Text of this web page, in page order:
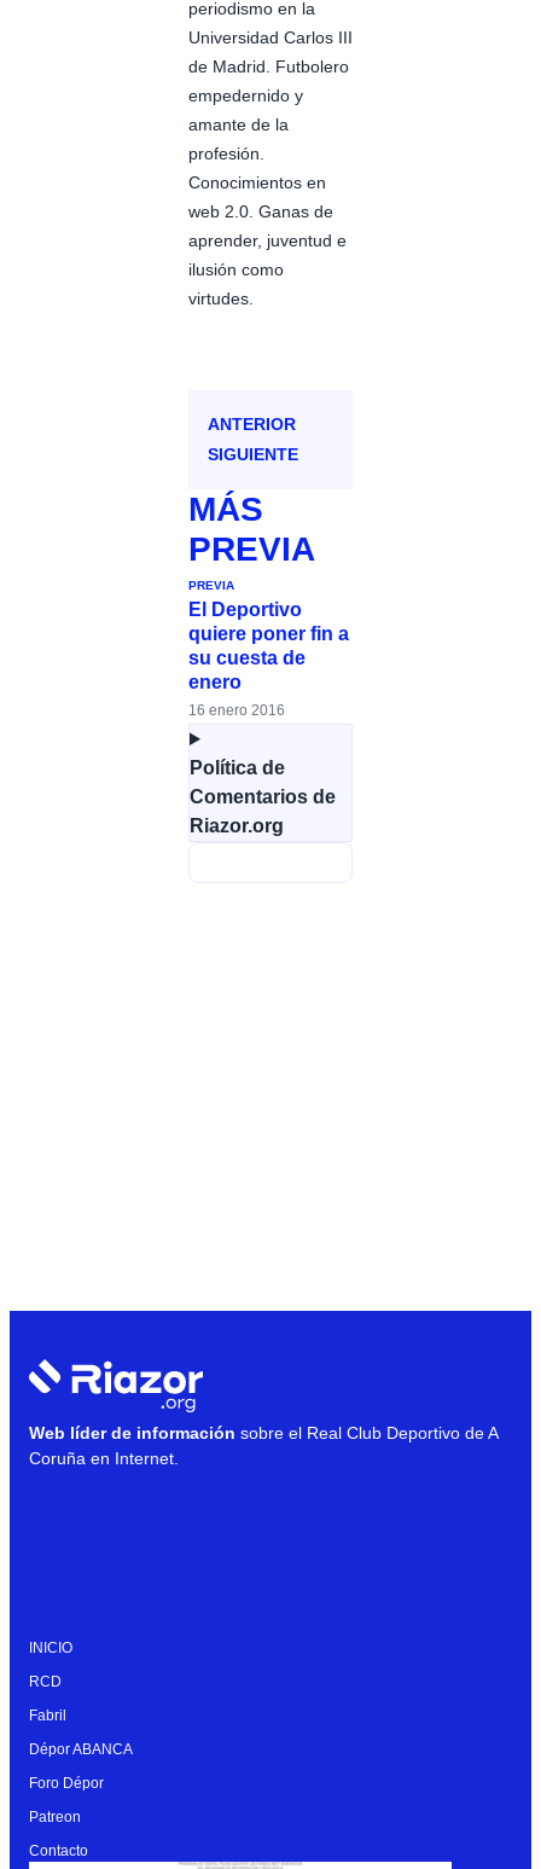
periodismo en la
Universidad Carlos III
de Madrid. Futbolero
empedernido y
amante de la
profesión.
Conocimientos en
web 2.0. Ganas de
aprender, juventud e
ilusión como
virtudes.
ANTERIOR
SIGUIENTE
MÁS
PREVIA
PREVIA
El Deportivo
quiere poner fin a
su cuesta de
enero
16 enero 2016
Política de
Comentarios de
Riazor.org
Web líder de información sobre el Real Club Deportivo de A
Coruña en Internet.
INICIO
RCD
Fabril
Dépor ABANCA
Foro Dépor
Patreon
Contacto